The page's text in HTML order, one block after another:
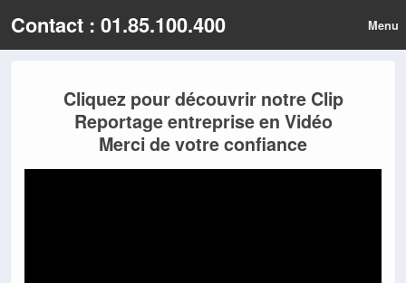
Contact : 01.85.100.400 Menu
Cliquez pour découvrir notre Clip
Reportage entreprise en Vidéo
Merci de votre confiance